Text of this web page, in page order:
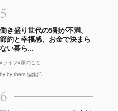
5
働き盛り世代の5割が不満。
節約と幸福感、お金で決まら
ない暮ら...
#ライフ#家のこと
by by them 編集部
6